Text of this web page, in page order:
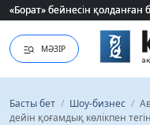
«Борат» бейнесін
«Борат» бейнесін
МӘЗІР
Басты бет / Шоу-бизнес /
дейін қоғамдық көлікпен